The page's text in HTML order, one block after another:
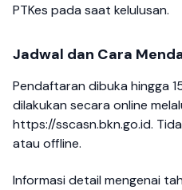
PTKes pada saat kelulusan.
Jadwal dan Cara
Pendaftaran dibuka hingga
dilakukan secara online
https://sscasn.bkn.go.id.
atau offline.
Informasi detail mengenai